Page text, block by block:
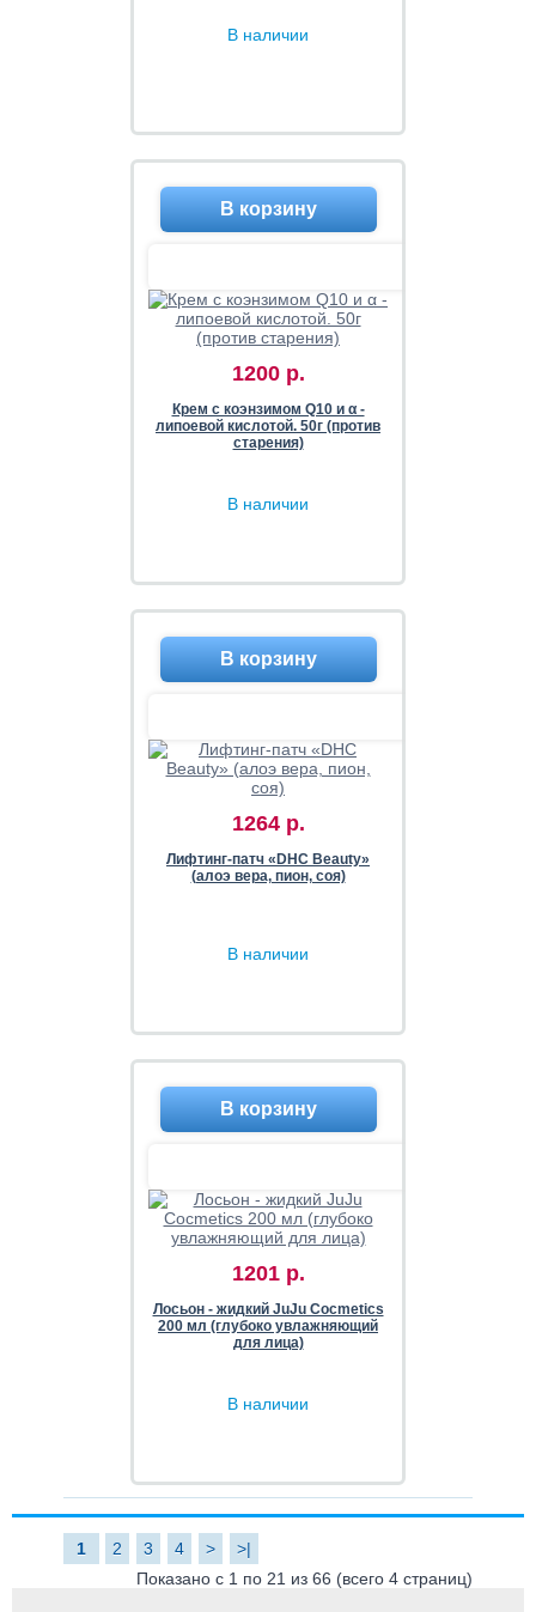
В наличии
1200 р.
Крем с коэнзимом Q10 и α -
липоевой кислотой. 50г (против
старения)
В наличии
1264 р.
Лифтинг-патч «DHC Beauty»
(алоэ вера, пион, соя)
В наличии
1201 р.
Лосьон - жидкий JuJu Cocmetics
200 мл (глубоко увлажняющий
для лица)
В наличии
1 2 3 4 >
>|
Показано с 1 по 21 из 66 (всего 4 страниц)